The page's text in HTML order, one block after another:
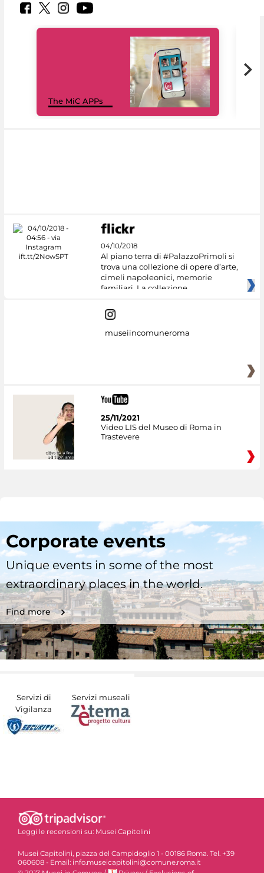
The MiC APPs
04/10/2018
Al piano terra di #PalazzoPrimoli si
trova una collezione di opere d’arte,
cimeli napoleonici, memorie
familiari. La collezione
museiincomuneroma
25/11/2021
Video LIS del Museo di Roma in
Trastevere
Corporate events
Unique events in some of the most
extraordinary places in the world.
Find more
Servizi di
Vigilanza
Servizi museali
Leggi le recensioni su: Musei Capitolini
Musei Capitolini, piazza del Campidoglio 1 - 00186 Roma. Tel. +39
060608 - Email: info.museicapitolini@comune.roma.it